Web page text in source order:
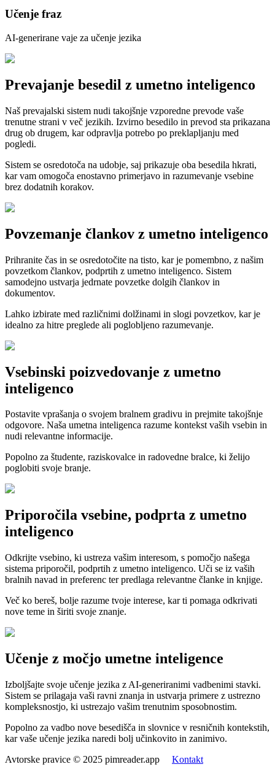
Učenje fraz
AI-generirane vaje za učenje jezika
Prevajanje besedil z umetno inteligenco
Naš prevajalski sistem nudi takojšnje vzporedne prevode vaše
trenutne strani v več jezikih. Izvirno besedilo in prevod sta prikazana
drug ob drugem, kar odpravlja potrebo po preklapljanju med
pogledi.
Sistem se osredotoča na udobje, saj prikazuje oba besedila hkrati,
kar vam omogoča enostavno primerjavo in razumevanje vsebine
brez dodatnih korakov.
Povzemanje člankov z umetno inteligenco
Prihranite čas in se osredotočite na tisto, kar je pomembno, z našim
povzetkom člankov, podprtih z umetno inteligenco. Sistem
samodejno ustvarja jedrnate povzetke dolgih člankov in
dokumentov.
Lahko izbirate med različnimi dolžinami in slogi povzetkov, kar je
idealno za hitre preglede ali poglobljeno razumevanje.
Vsebinski poizvedovanje z umetno
inteligenco
Postavite vprašanja o svojem bralnem gradivu in prejmite takojšnje
odgovore. Naša umetna inteligenca razume kontekst vaših vsebin in
nudi relevantne informacije.
Popolno za študente, raziskovalce in radovedne bralce, ki želijo
poglobiti svoje branje.
Priporočila vsebine, podprta z umetno
inteligenco
Odkrijte vsebino, ki ustreza vašim interesom, s pomočjo našega
sistema priporočil, podprtih z umetno inteligenco. Uči se iz vaših
bralnih navad in preferenc ter predlaga relevantne članke in knjige.
Več ko bereš, bolje razume tvoje interese, kar ti pomaga odkrivati
nove teme in širiti svoje znanje.
Učenje z močjo umetne inteligence
Izboljšajte svoje učenje jezika z AI-generiranimi vadbenimi stavki.
Sistem se prilagaja vaši ravni znanja in ustvarja primere z ustrezno
kompleksnostjo, ki ustrezajo vašim trenutnim sposobnostim.
Popolno za vadbo nove besedišča in slovnice v resničnih kontekstih,
kar vaše učenje jezika naredi bolj učinkovito in zanimivo.
Avtorske pravice © 2025 pimreader.app
Kontakt